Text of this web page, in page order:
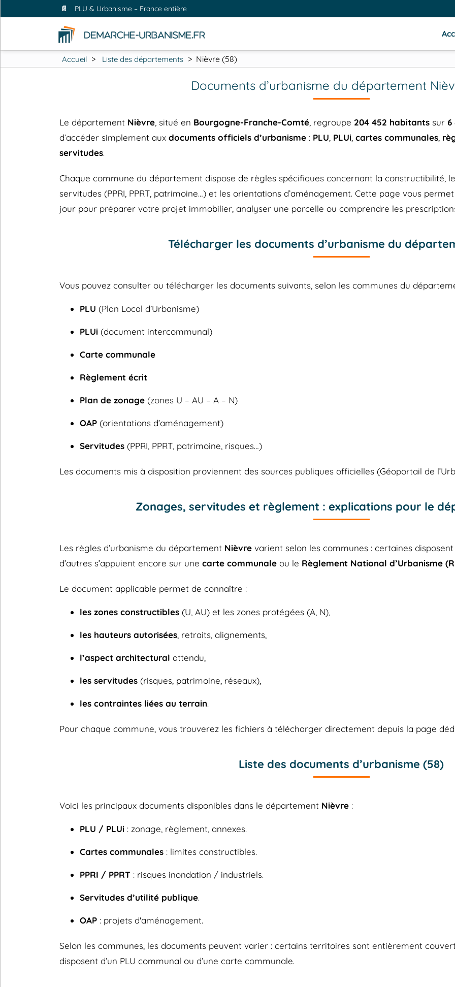
📄 PLU & Urbanisme – France entière
Accueil > Liste des départements > Nièvre (58)
Documents d’urbanisme du département
Le département Nièvre , situé en Bourgogne-Franche-Comté , regroupe 204 452 habitants sur 6
d’accéder simplement aux documents officiels d’urbanisme : PLU PLUi cartes communales
servitudes.
Chaque commune du département dispose de règles spécifiques concernant la constructibilité,
servitudes (PPRI, PPRT, patrimoine…) et les orientations d’aménagement. Cette page vous
jour pour préparer votre projet immobilier, analyser une parcelle ou comprendre les
Télécharger les documents d’urbanisme du
Vous pouvez consulter ou télécharger les documents suivants, selon les communes du
PLU (Plan Local d’Urbanisme)
PLUi (document intercommunal)
Carte communale
Règlement écrit
Plan de zonage (zones U – AU – A – N)
OAP (orientations d’aménagement)
Servitudes (PPRI, PPRT, patrimoine, risques…)
Les documents mis à disposition proviennent des sources publiques officielles (Géoportail de
Zonages, servitudes et règlement : explications pour le
Les règles d’urbanisme du département Nièvre varient selon les communes : certaines disposent
d’autres s’appuient encore sur une carte communale ou le Règlement National d’Urbanisme
Le document applicable permet de connaître :
les zones constructibles (U, AU) et les zones protégées (A, N),
les hauteurs autorisées , retraits, alignements,
l’aspect architectural attendu,
les servitudes (risques, patrimoine, réseaux),
les contraintes liées au terrain.
Pour chaque commune, vous trouverez les fichiers à télécharger directement depuis la page
Liste des documents d’urbanisme (58)
Voici les principaux documents disponibles dans le département Nièvre :
PLU / PLUi : zonage, règlement, annexes.
Cartes communales : limites constructibles.
PPRI / PPRT : risques inondation / industriels.
Servitudes d’utilité publique.
OAP : projets d'aménagement.
Selon les communes, les documents peuvent varier : certains territoires sont entièrement
disposent d’un PLU communal ou d’une carte communale.